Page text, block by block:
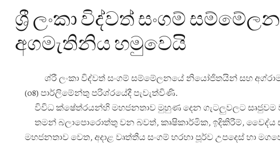
ශ්‍රී ලංකා විද්වත් සංගම්
අගමැතිනිය හමුවෙයි
ශ්රී ලංකා විද්වත් සංගම් සම්මේලනයේ නියෝජිතයින් සහ අග්
(08) පාර්ලිමේන්තු පරිශ්රයේදී පැවැත්විණි.
විවිධ ක්ෂේත්රයන්හි මහජනතාව මුහුණ දෙන ගැටලුවලට සෘජුවම
තමන් බලාපොරොත්තු වන බවත්, කෘෂිකාර්මික, ඉදිකිරීම්, වෛද්ය
මහජනතාව වෙත, අදාළ වෘත්තීය සංගම් හරහා පූර්ව උපදෙස් හා